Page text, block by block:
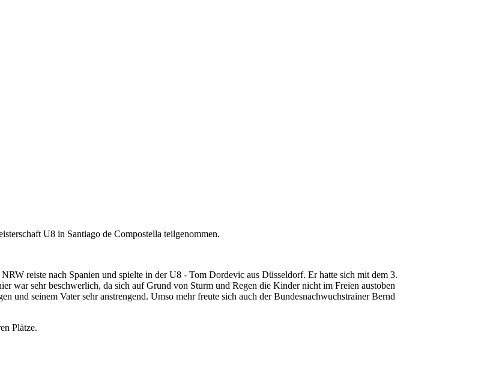
U8 in Santiago de Compostella teilgenommen.
reiste nach Spanien und spielte in der U8 - Tom Dordevic aus Düsseldorf. Er hatte sich mit dem 3.
war sehr beschwerlich, da sich auf Grund von Sturm und Regen die Kinder nicht im Freien austoben
und seinem Vater sehr anstrengend. Umso mehr freute sich auch der Bundesnachwuchstrainer Bernd
Plätze.